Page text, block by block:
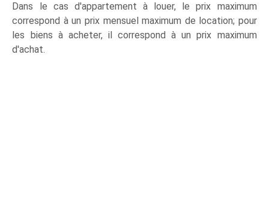
Dans le cas d'appartement à louer, le prix maximum
correspond à un prix mensuel maximum de location; pour
les biens à acheter, il correspond à un prix maximum
d'achat.